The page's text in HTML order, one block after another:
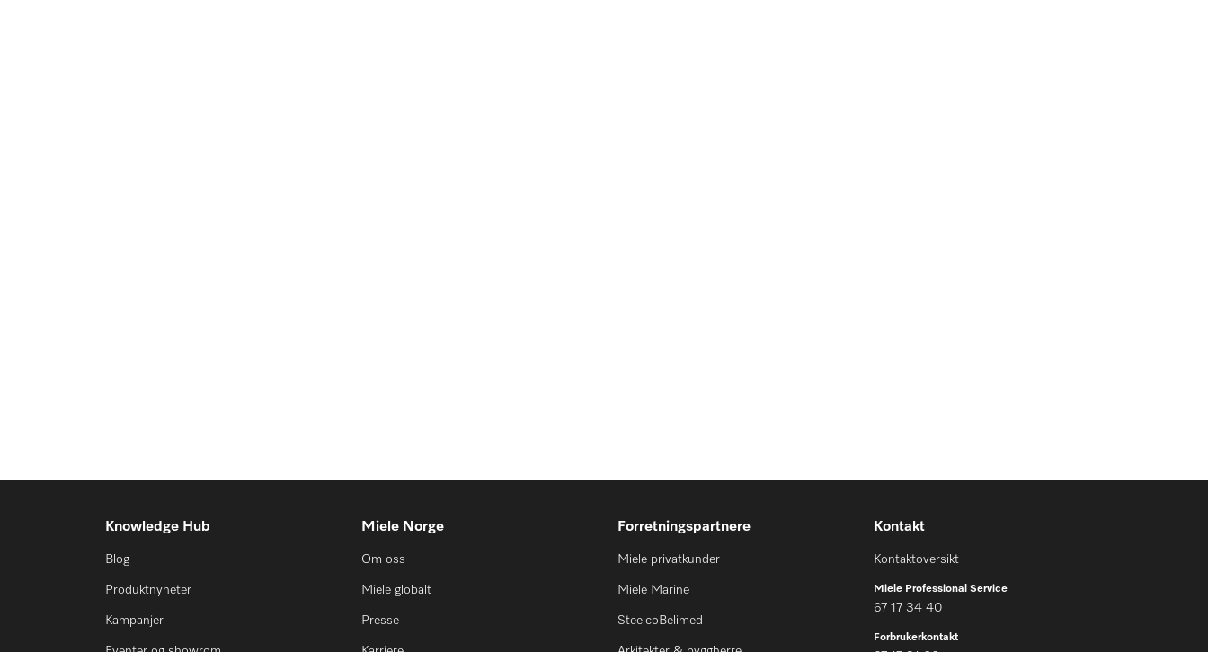
Knowledge Hub
Blog
Produktnyheter
Kampanjer
Miele Norge
Om oss
Miele globalt
Presse
Forretningspartnere
Miele privatkunder
Miele Marine
SteelcoBelimed
Kontakt
Kontaktoversikt
Miele Professional Service
67 17 34 40
Forbrukerkontakt